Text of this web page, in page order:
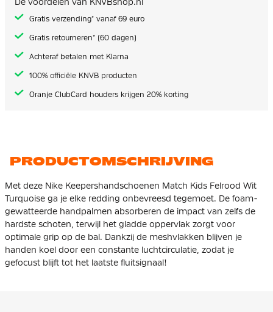
gallerij
Gratis verzending* vanaf 69 euro
Gratis retourneren* (60 dagen)
Achteraf betalen met Klarna
100% officiële KNVB producten
Oranje ClubCard houders krijgen 20% korting
PRODUCTOMSCHRIJVING
Met deze Nike Keepershandschoenen Match Kids Felrood Wit
Turquoise ga je elke redding onbevreesd tegemoet. De foam-
gewatteerde handpalmen absorberen de impact van zelfs de
hardste schoten, terwijl het gladde oppervlak zorgt voor
optimale grip op de bal. Dankzij de meshvlakken blijven je
handen koel door een constante luchtcirculatie, zodat je
gefocust blijft tot het laatste fluitsignaal!